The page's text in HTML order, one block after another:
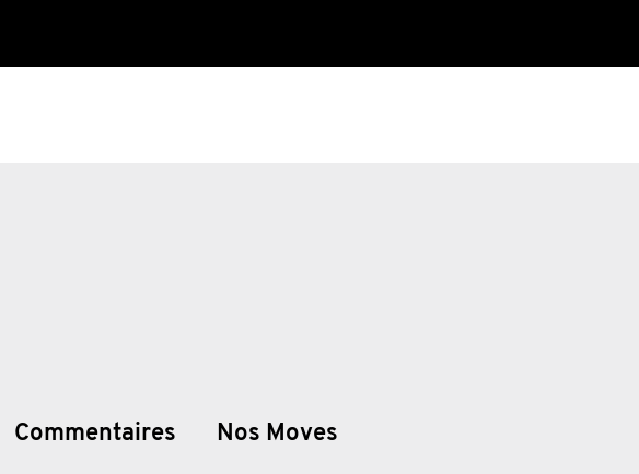
Commentaires Nos Moves